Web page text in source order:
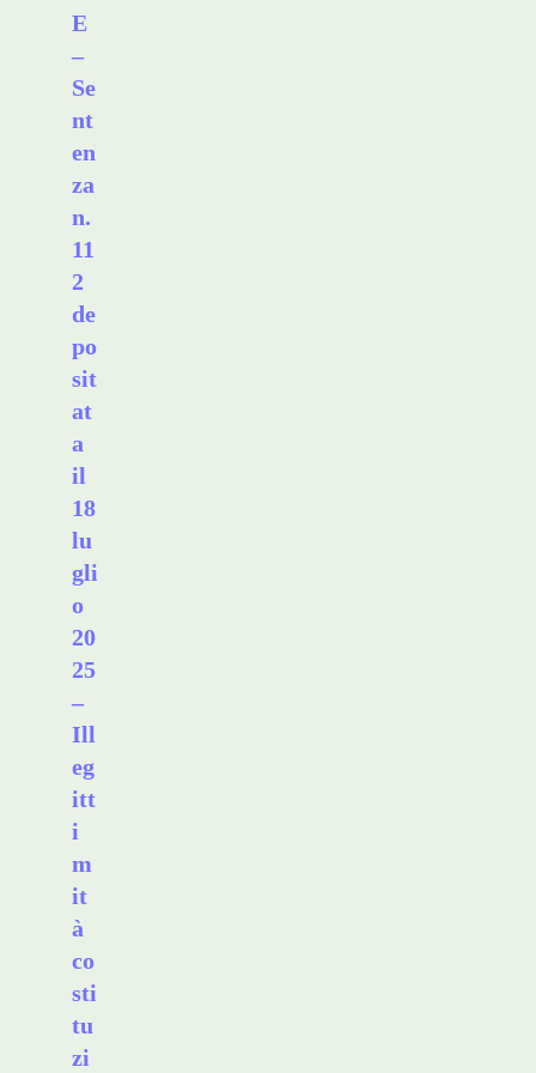
E
–
Se
nt
en
za
n.
11
2
de
po
sit
at
a
il
18
lu
gli
o
20
25
–
Ill
eg
itt
i
m
it
à
co
sti
tu
zi